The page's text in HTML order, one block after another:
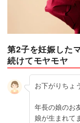
第2子を妊娠した
続けてモヤモヤ
お下がりちょ
年長の娘のお
娘が生まれて